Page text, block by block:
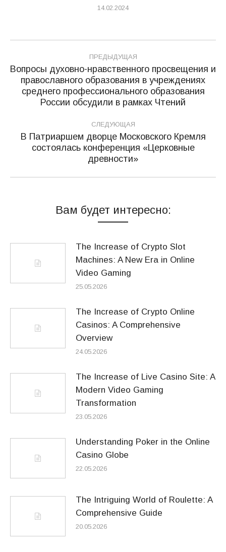
14.02.2024
Навигация
по
записям
ПРЕДЫДУЩАЯ
Предыдущая
запись:
Вопросы духовно-нравственного просвещения и
православного образования в учреждениях
среднего профессионального образования
России обсудили в рамках Чтений
СЛЕДУЮЩАЯ
Следующая
запись:
В Патриаршем дворце Московского Кремля
состоялась конференция «Церковные
древности»
Вам будет интересно:
The Increase of Crypto Slot
Machines: A New Era in Online
Video Gaming
25.05.2026
The Increase of Crypto Online
Casinos: A Comprehensive
Overview
24.05.2026
The Increase of Live Casino Site: A
Modern Video Gaming
Transformation
23.05.2026
Understanding Poker in the Online
Casino Globe
22.05.2026
The Intriguing World of Roulette: A
Comprehensive Guide
20.05.2026